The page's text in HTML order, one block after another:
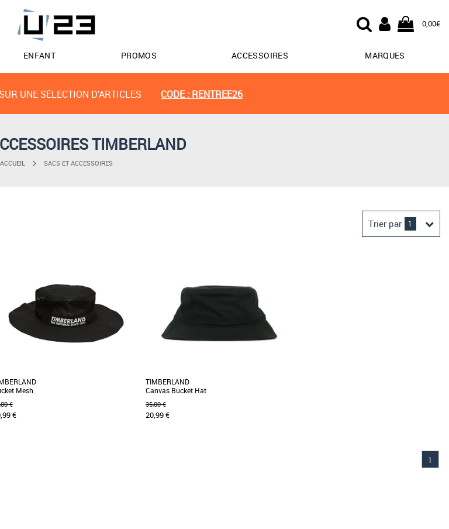
0,00€
ENFANT PROMOS ACCESSOIRES MARQUES
SUR UNE SÉLECTION D'ARTICLES CODE : RENTREE26
TIMBERLAND
ACCUEIL SACS ET ACCESSOIRES
Trier par 1
Mesh
€
€
TIMBERLAND
Canvas Bucket Hat
35,00 €
20,99 €
1